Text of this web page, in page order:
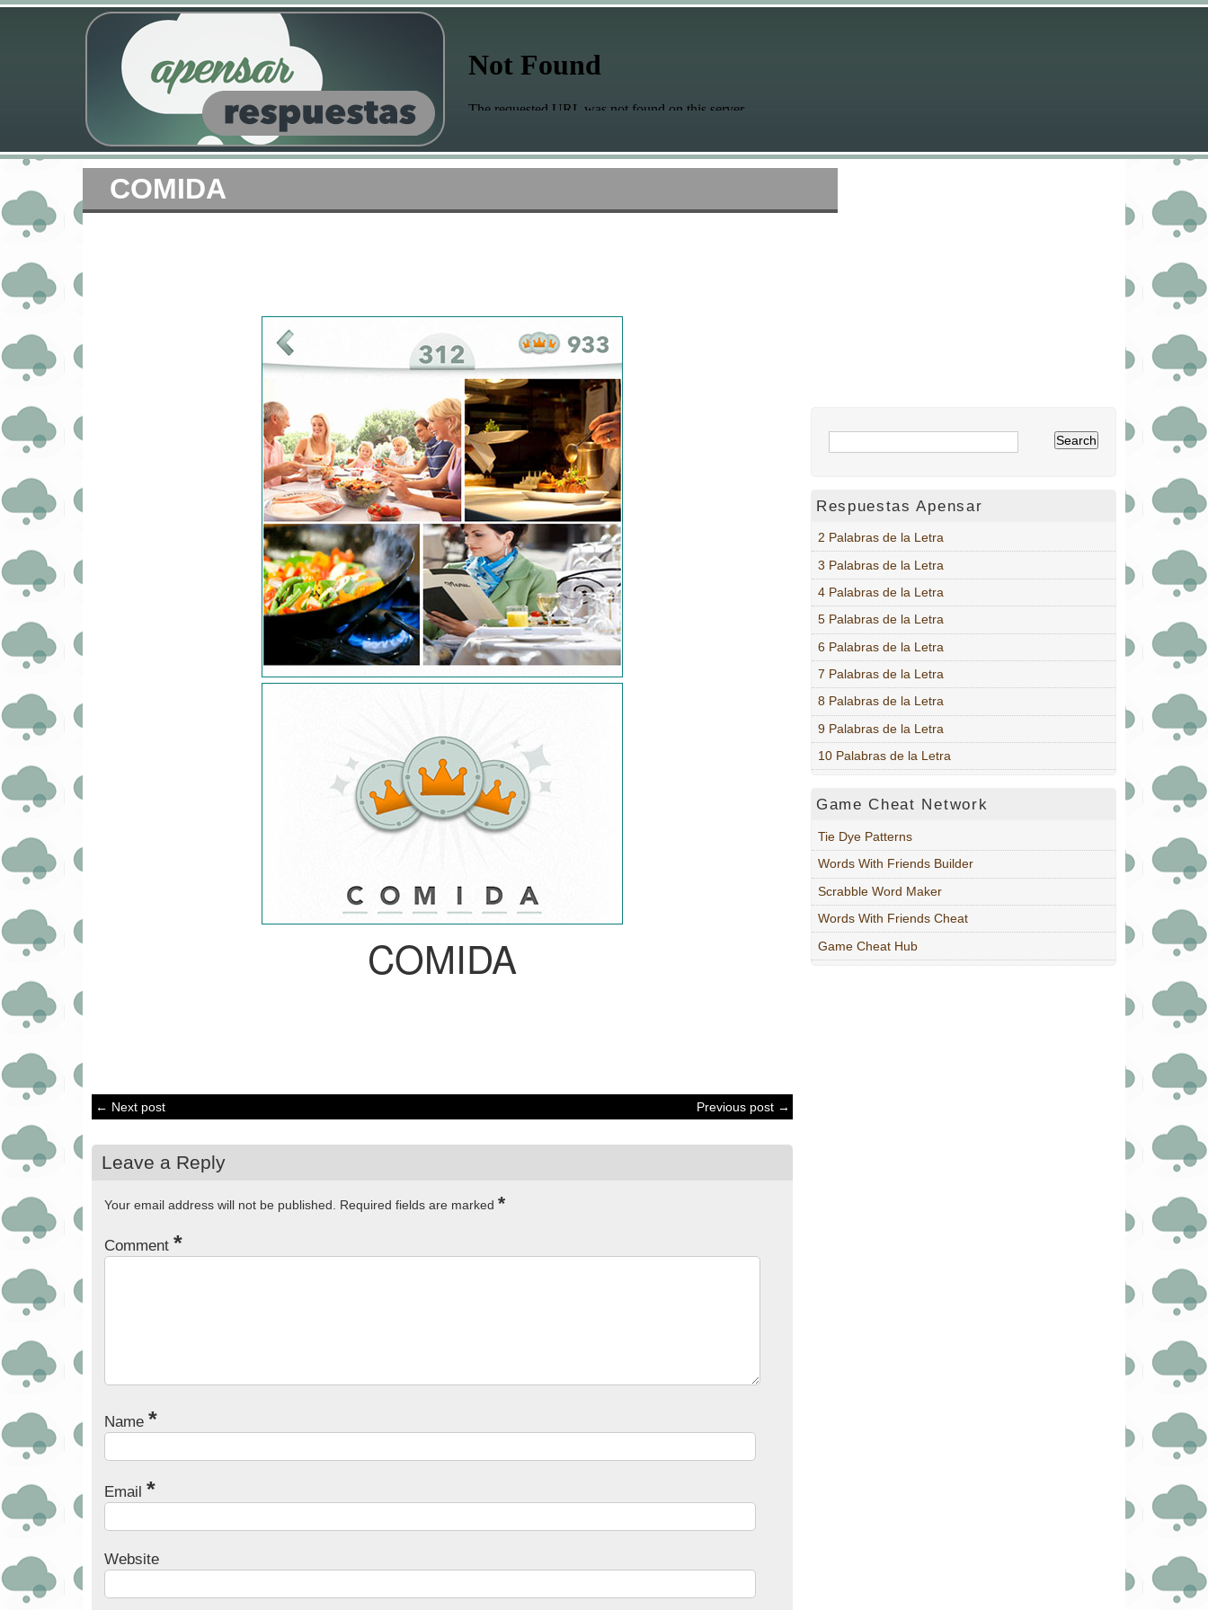
COMIDA
COMIDA
← Next post Previous post →
Leave a Reply
Your email address will not be published. Required fields are marked *
Comment *
Name *
Email *
Website
Respuestas Apensar
2 Palabras de la Letra
3 Palabras de la Letra
4 Palabras de la Letra
5 Palabras de la Letra
6 Palabras de la Letra
7 Palabras de la Letra
8 Palabras de la Letra
9 Palabras de la Letra
10 Palabras de la Letra
Game Cheat Network
Tie Dye Patterns
Words With Friends Builder
Scrabble Word Maker
Words With Friends Cheat
Game Cheat Hub